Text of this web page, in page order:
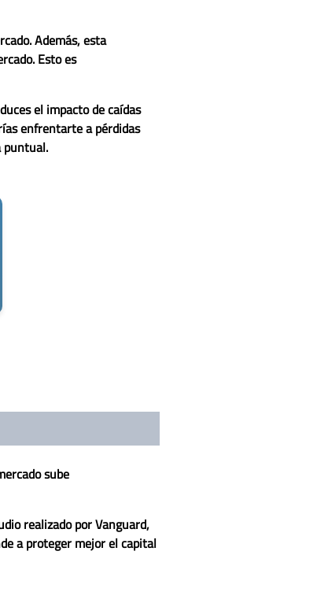
Además, esta
Esto es
el impacto de caídas
enfrentarte a pérdidas
puntual.
sube
realizado por Vanguard,
a proteger mejor el capital